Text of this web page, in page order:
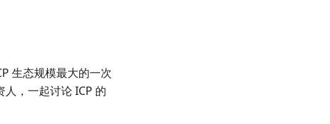
生态规模最大的一次
，一起讨论 ICP 的